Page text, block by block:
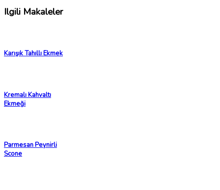
Ilgili Makaleler
Karışık Tahıllı Ekmek
Kremalı Kahvaltı
Ekmeği
Parmesan Peynirli
Scone